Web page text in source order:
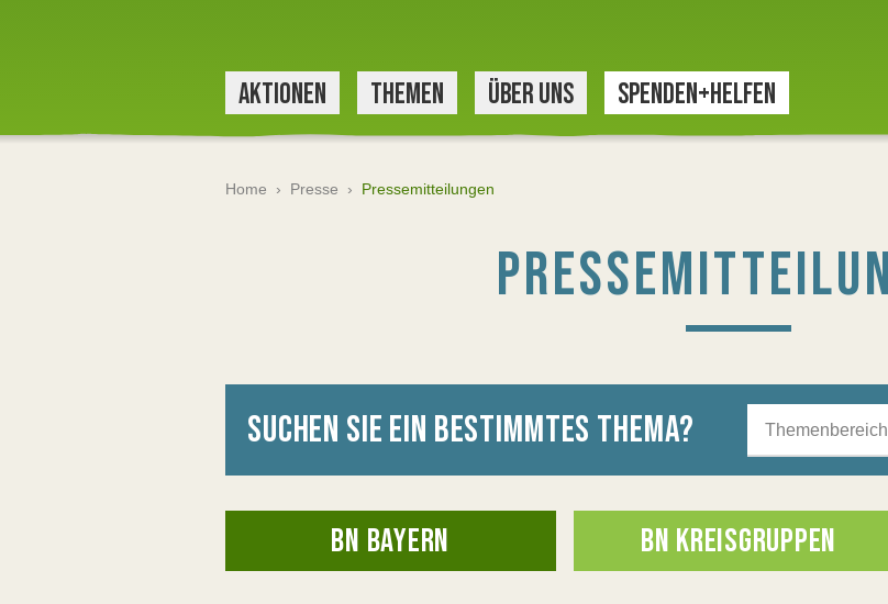
AKTIONEN THEMEN ÜBER UNS SPENDEN+HELFEN
Home › Presse › Pressemitteilungen
SUCHEN SIE EIN BESTIMMTES THEMA?
BN BAYERN BN KREISGRUPPEN